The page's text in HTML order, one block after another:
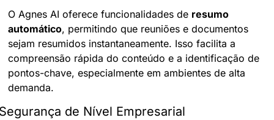
O Agnes AI oferece funcionalidades de resumo
automático, permitindo que reuniões e documentos
sejam resumidos instantaneamente. Isso facilita a
compreensão rápida do conteúdo e a identificação de
pontos-chave, especialmente em ambientes de alta
demanda.
de Nível Empresarial